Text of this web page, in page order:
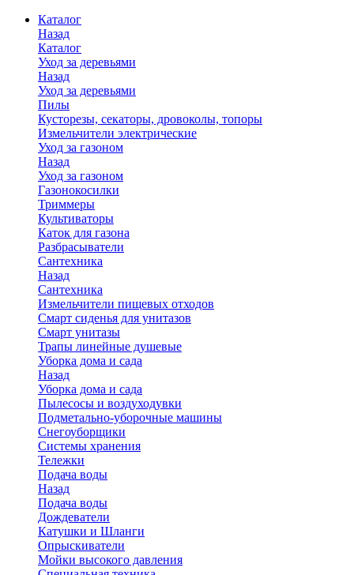
Каталог
Назад
Каталог
Уход за деревьями
Назад
Уход за деревьями
Пилы
Кусторезы, секаторы, дровоколы, топоры
Измельчители электрические
Уход за газоном
Назад
Уход за газоном
Газонокосилки
Триммеры
Культиваторы
Каток для газона
Разбрасыватели
Сантехника
Назад
Сантехника
Измельчители пищевых отходов
Смарт сиденья для унитазов
Смарт унитазы
Трапы линейные душевые
Уборка дома и сада
Назад
Уборка дома и сада
Пылесосы и воздуходувки
Подметально-уборочные машины
Снегоуборщики
Системы хранения
Тележки
Подача воды
Назад
Подача воды
Дождеватели
Катушки и Шланги
Опрыскиватели
Мойки высокого давления